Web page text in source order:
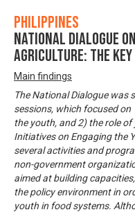
Philippines
National Dialogue
Agriculture: The
Main findings
The National Dialogue was
sessions, which focused
the youth, and 2) the role
Initiatives on Engaging the
several activities and
non-government
aimed at building
the policy environment in
youth in food systems.